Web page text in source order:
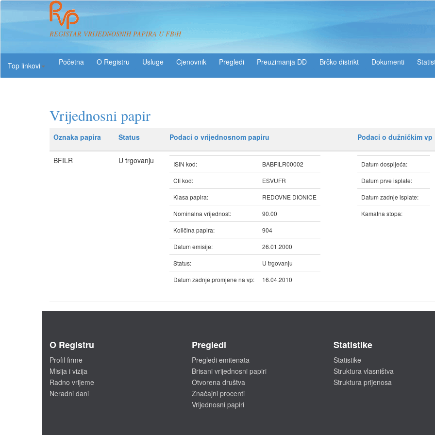
REGISTAR VRIJEDNOSNIH PAPIRA U FBiH
Top linkovi
O Registru Usluge Pregledi Preuzimanja DD Brčko distrikt Dokumenti
Vrijednosni papir
Oznaka papira Status Podaci o vrijednosnom papiru Podaci o dužničkim vp
BFILR U trgovanju ISIN kod:
BABFILR00002
Cfi kod:
ESVUFR
Klasa papira:
REDOVNE DIONICE
Nominalna vrijednost:
90.00
Količina papira:
904
Datum emisije:
26.01.2000
Status:
U trgovanju
Datum zadnje promjene na vp:
16.04.2010
Datum dospijeća:
Datum prve isplate:
Datum zadnje isplate:
Kamatna stopa:
O Registru
Profil firme
Misija i vizija
Radno vrijeme
Neradni dani
Pregledi
Pregledi emitenata
Brisani vrijednosni papiri
Otvorena društva
Značajni procenti
Vrijednosni papiri
Statistike
Statistike
Struktura vlasništva
Struktura prijenosa